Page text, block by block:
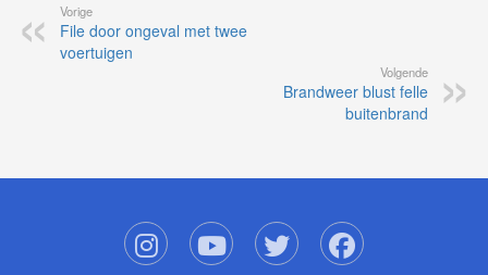
Vorige
File door ongeval met twee
voertuigen
Volgende
Brandweer blust felle
buitenbrand